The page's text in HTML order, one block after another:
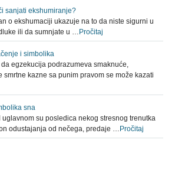
sanjati ekshumiranje?
o ekshumaciji ukazuje na to da niste sigurni u
ili da sumnjate u … Pročitaj
i simbolika
egzekucija podrazumeva smaknuće,
kazne sa punim pravom se može kazati
sna
su posledica nekog stresnog trenutka
odustajanja od nečega, predaje … Pročitaj